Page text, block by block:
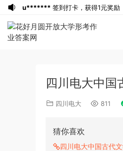
四川电大中国
四川电大 811
猜你喜欢
四川电大中国古代
u******* 签到打卡，获得1元奖励
游客下载了资源2015年黑龙江公
试《行测》卷答案及解析
u*******
证考试《综合素质》（小学）解析
下载了资源2013年下半年教
证考试《初中英语》真题解析
下载了资源
2014年下半年教